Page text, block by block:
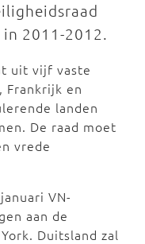
in 2011-2012.
uit vijf vaste
Frankrijk en
landen
De raad moet
vrede
VN-
aan de
Duitsland zal